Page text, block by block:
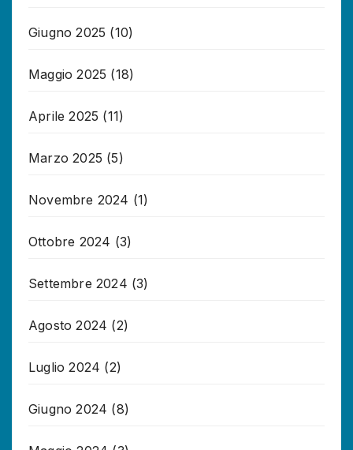
Giugno 2025 (10)
Maggio 2025 (18)
Aprile 2025 (11)
Marzo 2025 (5)
Novembre 2024 (1)
Ottobre 2024 (3)
Settembre 2024 (3)
Agosto 2024 (2)
Luglio 2024 (2)
Giugno 2024 (8)